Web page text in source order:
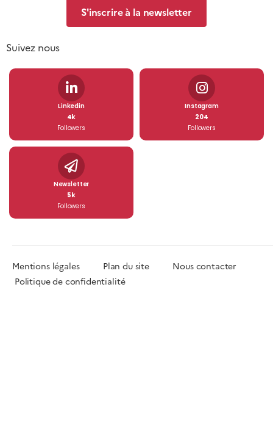
S'inscrire à la newsletter
Suivez nous
Linkedin
4k
Followers
Instagram
204
Followers
Newsletter
5k
Followers
Mentions légales Plan du site Nous contacter
Politique de confidentialité